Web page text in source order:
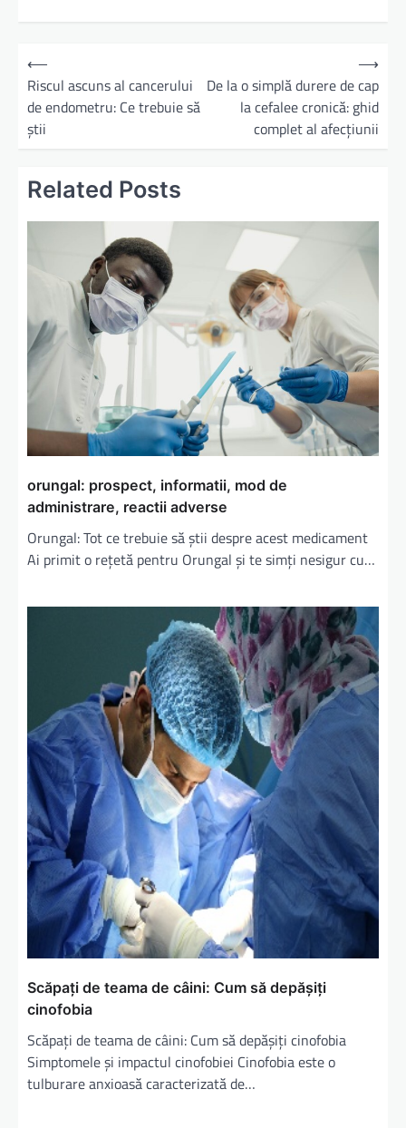
N⟵
Riscul ascuns al cancerului
de endometru: Ce trebuie să
știi
De la o simplă durere de cap
la cefalee cronică: ghid
complet al afecțiunii
⟶
Related Posts
orungal: prospect, informatii, mod de
administrare, reactii adverse
Orungal: Tot ce trebuie să știi despre acest medicament
Ai primit o rețetă pentru Orungal și te simți nesigur cu…
Scăpați de teama de câini: Cum să depășiți
cinofobia
Scăpați de teama de câini: Cum să depășiți cinofobia
Simptomele și impactul cinofobiei Cinofobia este o
tulburare anxioasă caracterizată de…